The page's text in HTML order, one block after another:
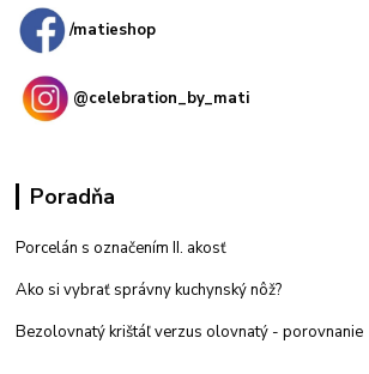
/matieshop
@celebration_by_mati
Poradňa
Porcelán s označením II. akosť
Ako si vybrať správny kuchynský nôž?
Bezolovnatý krištáľ verzus olovnatý - porovnanie